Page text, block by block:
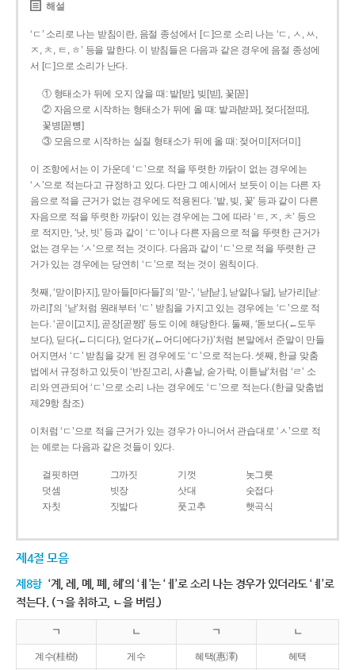
해설
‘ㄷ’ 소리로 나는 받침이란, 음절 종성에서 [ㄷ]으로 소리 나는 ‘ㄷ, ㅅ, ㅆ,
ㅈ, ㅊ, ㅌ, ㅎ’ 등을 말한다. 이 받침들은 다음과 같은 경우에 음절 종성에
서 [ㄷ]으로 소리가 난다.
① 형태소가 뒤에 오지 않을 때: 밭[받], 빚[빋], 꽃[꼳]
② 자음으로 시작하는 형태소가 뒤에 올 때: 밭과[받꽈], 젖다[젇따],
꽃병[꼳뼝]
③ 모음으로 시작하는 실질 형태소가 뒤에 올 때: 젖어미[저더미]
이 조항에서는 이 가운데 ‘ㄷ’으로 적을 뚜렷한 까닭이 없는 경우에는
‘ㅅ’으로 적는다고 규정하고 있다. 다만 그 예시에서 보듯이 이는 다른 자
음으로 적을 근거가 없는 경우에도 적용된다. ‘밭, 빚, 꽃’ 등과 같이 다른
자음으로 적을 뚜렷한 까닭이 있는 경우에는 그에 따라 ‘ㅌ, ㅈ, ㅊ’ 등으
로 적지만, ‘낫, 빗’ 등과 같이 ‘ㄷ’이나 다른 자음으로 적을 뚜렷한 근거가
없는 경우는 ‘ㅅ’으로 적는 것이다. 다음과 같이 ‘ㄷ’으로 적을 뚜렷한 근
거가 있는 경우에는 당연히 ‘ㄷ’으로 적는 것이 원칙이다.
첫째, ‘맏이[마지], 맏아들[마다들]’의 ‘맏-’, ‘낟[낟ː], 낟알[나ː달], 낟가리[낟ː
까리]’의 ‘낟’처럼 원래부터 ‘ㄷ’ 받침을 가지고 있는 경우에는 ‘ㄷ’으로 적
는다. ‘곧이[고지], 곧장[곧짱]’ 등도 이에 해당한다. 둘째, ‘돋보다(←도두
보다), 딛다(←디디다), 얻다가(←어디에다가)’처럼 본말에서 준말이 만들
어지면서 ‘ㄷ’ 받침을 갖게 된 경우에도 ‘ㄷ’으로 적는다. 셋째, 한글 맞춤
법에서 규정하고 있듯이 ‘반짇고리, 사흗날, 숟가락, 이튿날’처럼 ‘ㄹ’ 소
리와 연관되어 ‘ㄷ’으로 소리 나는 경우에도 ‘ㄷ’으로 적는다.(한글 맞춤법
제29항 참조)
이처럼 ‘ㄷ’으로 적을 근거가 있는 경우가 아니어서 관습대로 ‘ㅅ’으로 적
는 예로는 다음과 같은 것들이 있다.
걸핏하면 그까짓 기껏
놋그릇
덧셈
빗장 삿대
숫접다
자칫
짓밟다 풋고추 햇곡식
제4절 모음
제8항 ‘계, 례, 몌, 폐, 혜’의 ‘ㅖ’는 ‘ㅔ’로 소리 나는 경우가 있더라도 ‘ㅖ’로
적는다. (ㄱ을 취하고, ㄴ을 버림.)
ㄱ ㄴ ㄱ ㄴ
계수(桂樹) 게수 혜택(惠澤) 헤택